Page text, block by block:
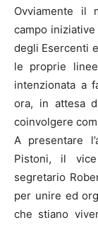
Ovviamente il
campo
degli Esercenti
le proprie
intenzionata a
ora, in attesa
coinvolgere
A presentare
Pistoni, il
segretario
per unire ed
che stiano